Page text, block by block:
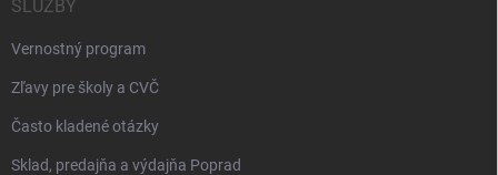
SLUŽBY
Vernostný program
Zľavy pre školy a CVČ
Často kladené otázky
Sklad, predajňa a výdajňa Poprad